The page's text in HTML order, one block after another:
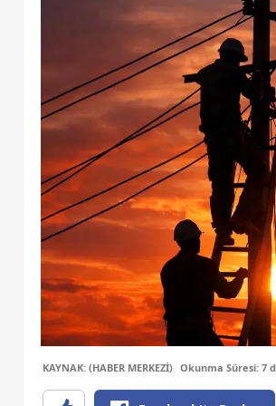
KAYNAK: (HABER MERKEZİ) Okunma Süresi: 7